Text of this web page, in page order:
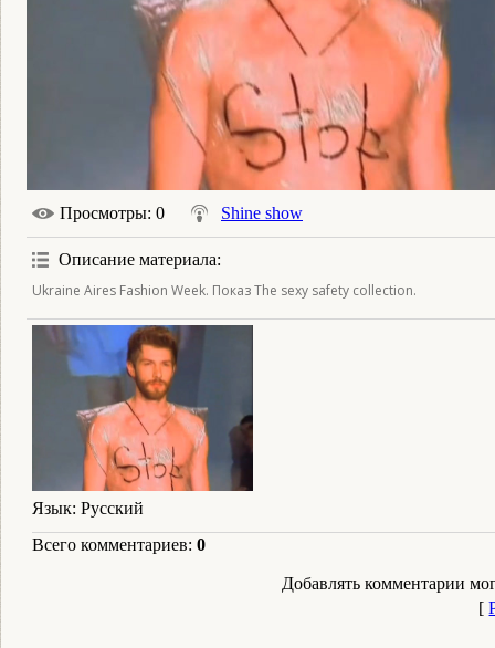
Просмотры: 0 Shine show
Описание материала:
Ukraine Aires Fashion Week. Показ The sexy safety collection.
Язык: Русский
Всего комментариев: 0
Добавлять комментарии
[